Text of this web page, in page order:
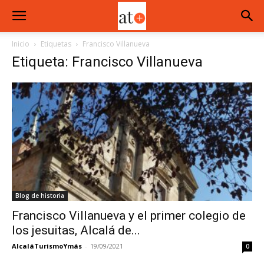
Inicio Etiquetas Francisco Villanueva
Etiqueta: Francisco Villanueva
Blog de historia
Francisco Villanueva y el primer colegio de
los jesuitas, Alcalá de...
AlcaláTurismoYmás - 19/09/2021 0